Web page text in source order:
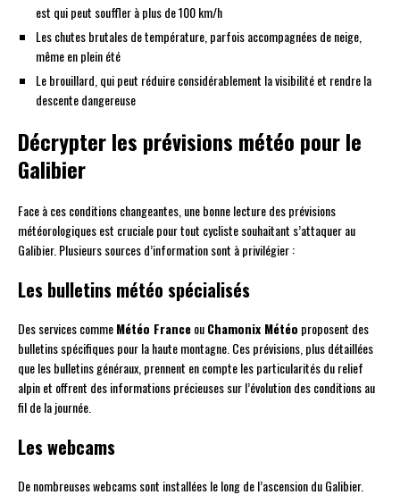
est qui peut souffler à plus de 100 km/h
Les chutes brutales de température, parfois accompagnées de neige,
même en plein été
Le brouillard, qui peut réduire considérablement la visibilité et rendre la
descente dangereuse
Décrypter les prévisions météo pour le
Galibier
Face à ces conditions changeantes, une bonne lecture des prévisions
météorologiques est cruciale pour tout cycliste souhaitant s’attaquer au
Galibier. Plusieurs sources d’information sont à privilégier :
Les bulletins météo spécialisés
Des services commeMétéo FranceouChamonix Météo proposent des
bulletins spécifiques pour la haute montagne. Ces prévisions, plus détaillées
que les bulletins généraux, prennent en compte les particularités du relief
alpin et offrent des informations précieuses sur l’évolution des conditions au
fil de la journée.
Les webcams
De nombreuses webcams sont installées le long de l’ascension du Galibier.